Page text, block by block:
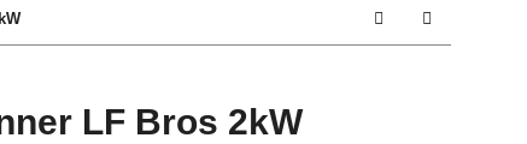
LF Bros 2kW